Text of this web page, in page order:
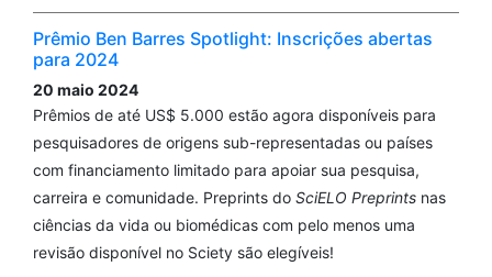
Prêmio Ben Barres Spotlight: Inscrições abertas
para 2024
20 maio 2024
Prêmios de até US$ 5.000 estão agora disponíveis para
pesquisadores de origens sub-representadas ou países
com financiamento limitado para apoiar sua pesquisa,
carreira e comunidade. Preprints do SciELO Preprints nas
ciências da vida ou biomédicas com pelo menos uma
revisão disponível no Sciety são elegíveis!